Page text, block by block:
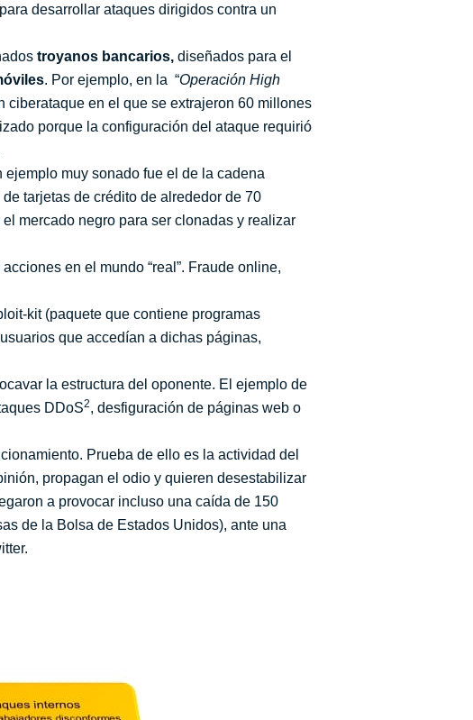
desarrollar ataques dirigidos contra un
troyanos bancarios, diseñados para el
. Por ejemplo, en la “Operación High
ciberataque en el que se extrajeron 60 millones
porque la configuración del ataque requirió
muy sonado fue el de la cadena
tarjetas de crédito de alrededor de 70
mercado negro para ser clonadas y realizar
en el mundo “real”. Fraude online,
kit (paquete que contiene programas
que accedían a dichas páginas,
la estructura del oponente. El ejemplo de
DDoS2, desfiguración de páginas web o
Prueba de ello es la actividad del
propagan el odio y quieren desestabilizar
a provocar incluso una caída de 150
de la Bolsa de Estados Unidos), ante una